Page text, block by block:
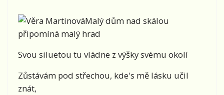
Malý dům nad skálou
připomíná malý hrad
Svou siluetou tu vládne z výšky svému okolí
Zůstávám pod střechou, kde's mě lásku učil
znát,